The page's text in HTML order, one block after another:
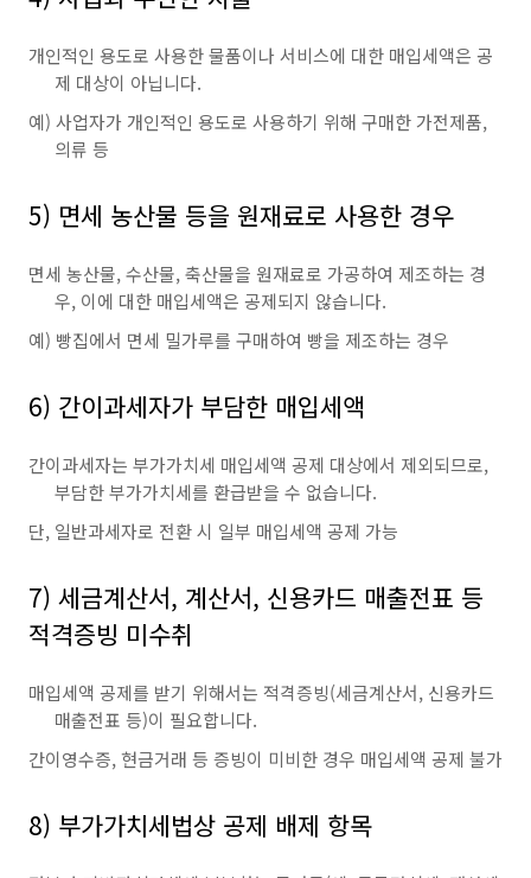
개인적인 용도로 사용한 물품이나 서비스에 대한 매입세액은 공
제 대상이 아닙니다.
예) 사업자가 개인적인 용도로 사용하기 위해 구매한 가전제품,
의류 등
5) 면세 농산물 등을 원재료로 사용한 경우
면세 농산물, 수산물, 축산물을 원재료로 가공하여 제조하는 경
우, 이에 대한 매입세액은 공제되지 않습니다.
예) 빵집에서 면세 밀가루를 구매하여 빵을 제조하는 경우
6) 간이과세자가 부담한 매입세액
간이과세자는 부가가치세 매입세액 공제 대상에서 제외되므로,
부담한 부가가치세를 환급받을 수 없습니다.
단, 일반과세자로 전환 시 일부 매입세액 공제 가능
7) 세금계산서, 계산서, 신용카드 매출전표 등
적격증빙 미수취
매입세액 공제를 받기 위해서는 적격증빙(세금계산서, 신용카드
매출전표 등)이 필요합니다.
간이영수증, 현금거래 등 증빙이 미비한 경우 매입세액 공제 불가
8) 부가가치세법상 공제 배제 항목